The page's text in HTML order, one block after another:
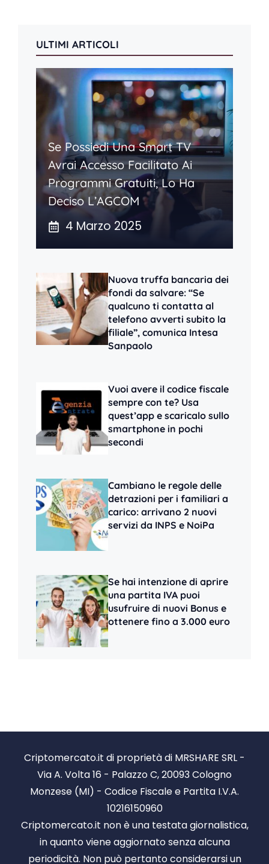
ULTIMI ARTICOLI
Se Possiedi Una Smart TV
Avrai Accesso Facilitato Ai
Programmi Gratuiti, Lo Ha
Deciso L’AGCOM
4 Marzo 2025
Nuova truffa bancaria dei
fondi da salvare: “Se
qualcuno ti contatta al
telefono avverti subito la
filiale”, comunica Intesa
Sanpaolo
Vuoi avere il codice fiscale
sempre con te? Usa
quest’app e scaricalo sullo
smartphone in pochi
secondi
Cambiano le regole delle
detrazioni per i familiari a
carico: arrivano 2 nuovi
servizi da INPS e NoiPa
Se hai intenzione di aprire
una partita IVA puoi
usufruire di nuovi Bonus e
ottenere fino a 3.000 euro
Criptomercato.it di proprietà di MRSHARE SRL -
Via A. Volta 16 - Palazzo C, 20093 Cologno
Monzese (MI) - Codice Fiscale e Partita I.V.A.
10216150960
Criptomercato.it non è una testata giornalistica,
in quanto viene aggiornato senza alcuna
periodicità. Non può pertanto considerarsi un